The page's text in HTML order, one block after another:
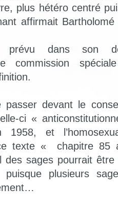
plus hétéro centré
affirmait
dans son
commission
devant le
ci «
et
texte « chapitre 85
sages pourrait être
puisque plusieurs